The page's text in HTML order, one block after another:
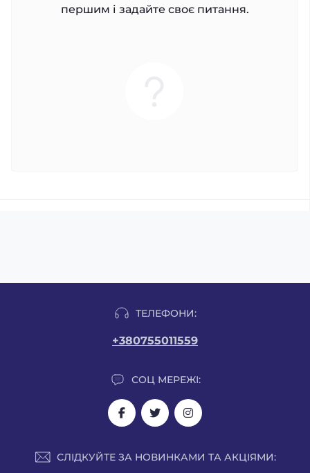
першим і задайте своє питання.
ТЕЛЕФОНИ:
+380755011559
СОЦ МЕРЕЖІ:
СЛІДКУЙТЕ ЗА НОВИНКАМИ ТА АКЦІЯМИ: